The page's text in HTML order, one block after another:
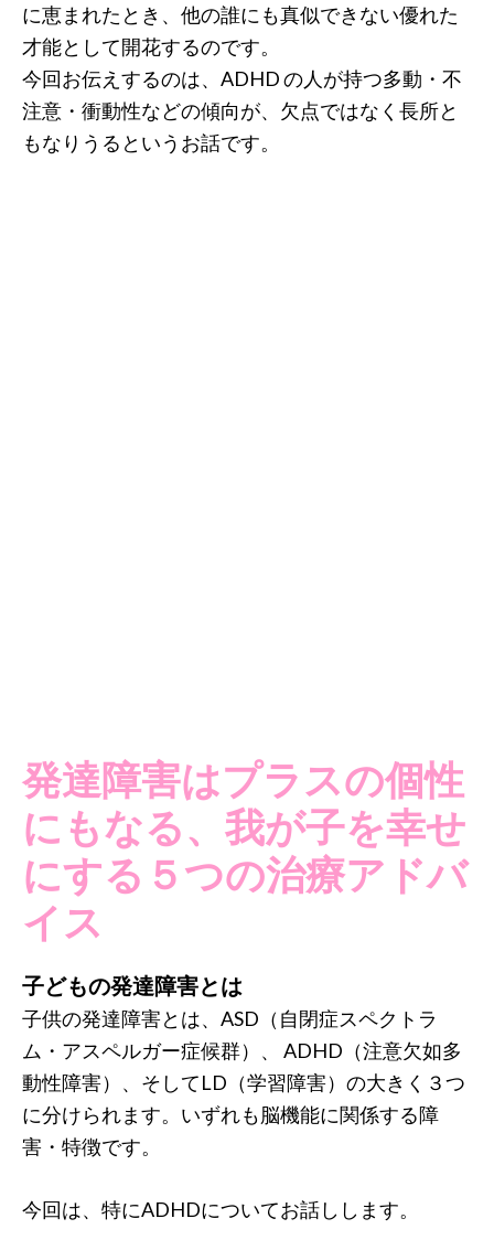
に恵まれたとき、他の誰にも真似できない優れた
才能として開花するのです。
今回お伝えするのは、ADHD の人が持つ多動・不
注意・衝動性などの傾向が、欠点ではなく長所と
もなりうるというお話です。
発達障害はプラスの個性
にもなる、我が子を幸せ
にする５つの治療アドバ
イス
子どもの発達障害とは
子供の発達障害とは、ASD（自閉症スペクトラ
ム・アスペルガー症候群）、 ADHD（注意欠如多
動性障害）、そしてLD（学習障害）の大きく３つ
に分けられます。いずれも脳機能に関係する障
害・特徴です。
今回は、特にADHDについてお話しします。